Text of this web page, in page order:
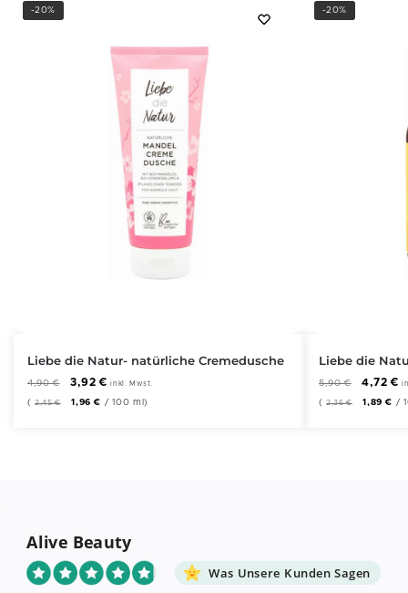
-20%
Liebe die Natur- natürliche Cremedusche
4,90€ 3,92€ inkl. Mwst.
(2,45€ 1,96€ / 100 ml)
-20%
Liebe die
5,90€ 4,72€
(2,36€ 1,89€ /
Alive Beauty
Was Unsere Kunden Sagen